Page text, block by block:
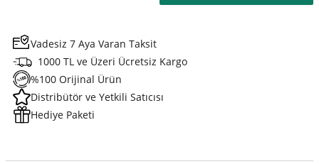
Vadesiz 7 Aya Varan Taksit
1000 TL ve Üzeri Ücretsiz Kargo
%100 Orijinal Ürün
Distribütör ve Yetkili Satıcısı
Hediye Paketi